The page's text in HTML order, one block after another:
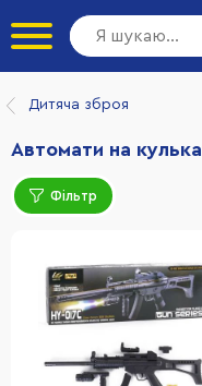
Дитяча зброя
Автомати на
Фільтр